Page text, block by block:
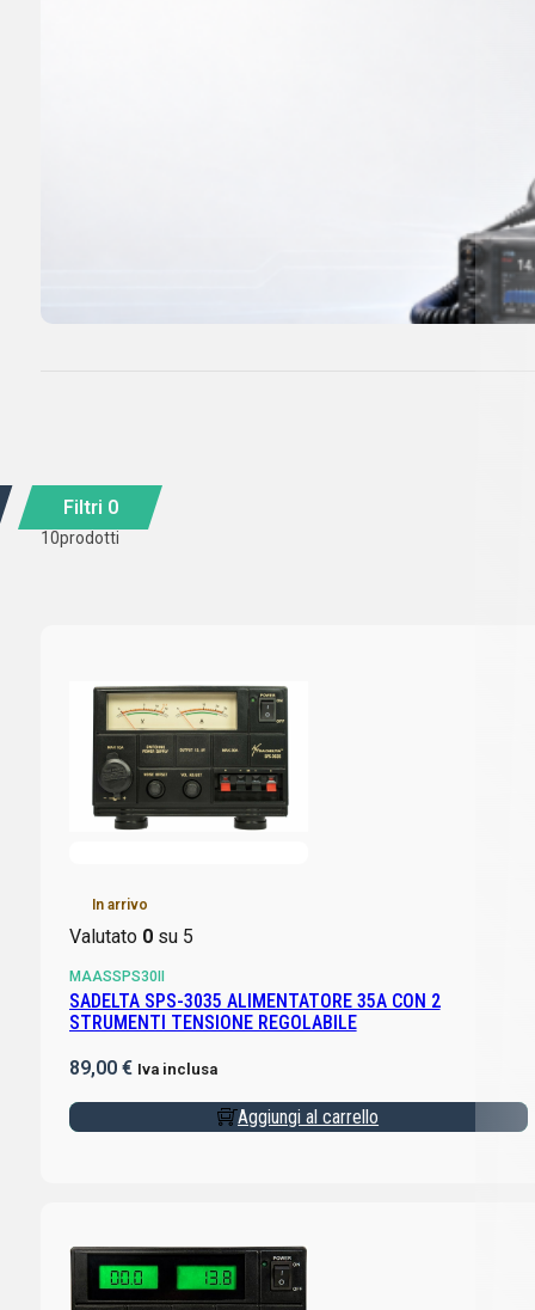
Filtri 0
10prodotti
In arrivo
Valutato 0su 5
MAASSPS30II
SADELTA SPS-3035 ALIMENTATORE 35A CON 2
STRUMENTI TENSIONE REGOLABILE
89,00 € Iva inclusa
Aggiungi al carrello